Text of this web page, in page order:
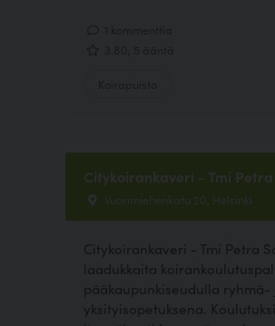
Citykoirankaveri - Tmi
Vuorimiehenkatu 20, Helsinki
Citykoirankaveri - Tmi Petra
laadukkaita
pääkaupunkiseudulla ryhmä-
yksityisopetuksena.